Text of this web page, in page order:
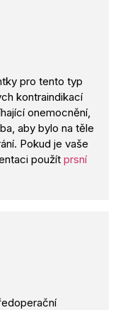
pro tento typ
kontraindikací
onemocnění,
aby bylo na těle
Pokud je vaše
použít prsní